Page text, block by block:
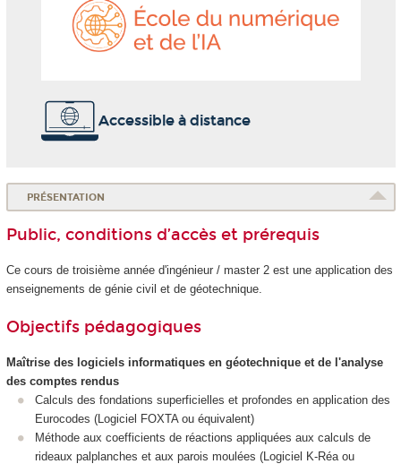
Accessible à distance
PRÉSENTATION
Public, conditions d’accès et prérequis
Ce cours de troisième année d'ingénieur / master 2 est une application des
enseignements de génie civil et de géotechnique.
Objectifs pédagogiques
Maîtrise des logiciels informatiques en géotechnique et de l'analyse
des comptes rendus
Calculs des fondations superficielles et profondes en application des
Eurocodes (Logiciel FOXTA ou équivalent)
Méthode aux coefficients de réactions appliquées aux calculs de
rideaux palplanches et aux parois moulées (Logiciel K-Réa ou